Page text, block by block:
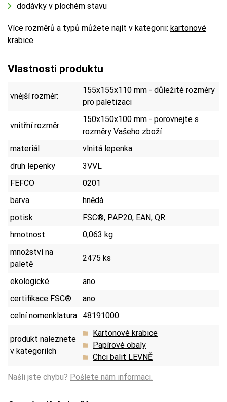
dodávky v plochém stavu
Více rozměrů a typů můžete najít v kategorii: kartonové
krabice
Vlastnosti produktu
vnější rozměr:
155x155x110 mm - důležité rozměry
pro paletizaci
vnitřní rozměr:
150x150x100 mm - porovnejte s
rozměry Vašeho zboží
materiál
vlnitá lepenka
druh lepenky
3VVL
FEFCO
0201
barva
hnědá
potisk
FSC®, PAP20, EAN, QR
hmotnost
0,063 kg
množství na
paletě
2475 ks
ekologické
ano
certifikace FSC®
ano
celní nomenklatura
48191000
produkt naleznete
v kategoriích
Kartonové krabice
Papírové obaly
Chci balit LEVNĚ
Našli jste chybu? Pošlete nám informaci.